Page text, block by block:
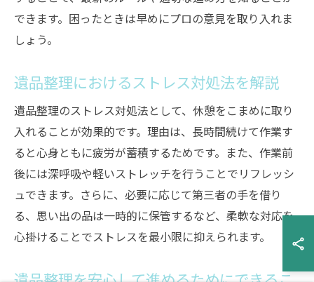
できます。困ったときは早めにプロの意見を取り入れま
しょう。
遺品整理におけるストレス対処法を解説
遺品整理のストレス対処法として、休憩をこまめに取り
入れることが効果的です。理由は、長時間続けて作業す
ると心身ともに疲労が蓄積するためです。また、作業前
後には深呼吸や軽いストレッチを行うことでリフレッシ
ュできます。さらに、必要に応じて第三者の手を借り
る、思い出の品は一時的に保管するなど、柔軟な対応を
心掛けることでストレスを最小限に抑えられます。